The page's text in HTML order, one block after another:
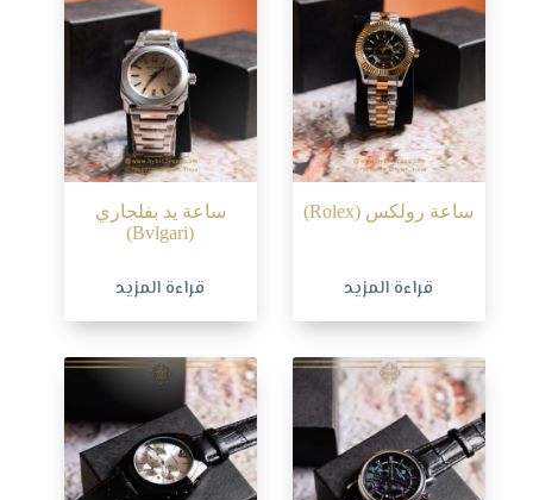
ساعة رولكس (Rolex)
قراءة المزيد
ساعة يد بفلجاري
(Bvlgari)
قراءة المزيد